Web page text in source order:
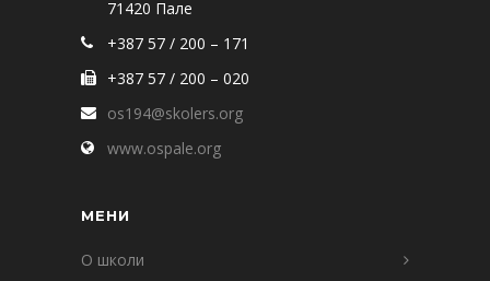
71420 Пале
+387 57 / 200 – 171
+387 57 / 200 – 020
os194@skolers.org
www.ospale.org
МЕНИ
О школи